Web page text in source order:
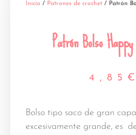
Inicio / Patrones de crochet / Patrón
Patrón Bolso
4,85 €
Bolso tipo saco de gran
excesivamente grande, es